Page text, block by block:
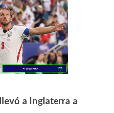
a Inglaterra a